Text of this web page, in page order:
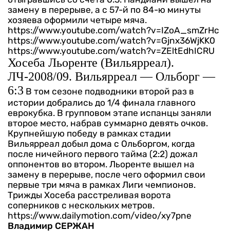
замену в перерыве, а с 57-й по 84-ю минуты
хозяева оформили четыре мяча.
https://www.youtube.com/watch?v=IZoA_smZrHc
https://www.youtube.com/watch?v=Gjnx36WjKK0
https://www.youtube.com/watch?v=ZEltEdhICRU
Хосеба Льоренте (Вильярреал).
ЛЧ-2008/09. Вильярреал — Ольборг —
6:3 В том сезоне подводники второй раз в
истории добрались до 1/4 финала главного
еврокубка. В групповом этапе испанцы заняли
второе место, набрав суммарно девять очков.
Крупнейшую победу в рамках стадии
Вильярреал добыл дома с Ольборгом, когда
после ничейного первого тайма (2:2) дожал
оппонентов во втором. Льоренте вышел на
замену в перерыве, после чего оформил свои
первые три мяча в рамках Лиги чемпионов.
Трижды Хосеба расстреливая ворота
соперников с нескольких метров.
https://www.dailymotion.com/video/xy7pne
Владимир СЕРЖАН